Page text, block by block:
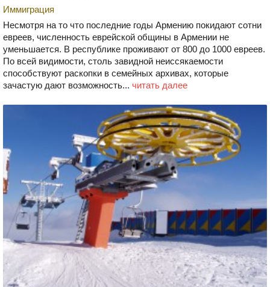
Иммиграция
Несмотря на то что последние годы Армению покидают сотни
евреев, численность еврейской общины в Армении не
уменьшается. В республике проживают от 800 до 1000 евреев.
По всей видимости, столь завидной неиссякаемости
способствуют раскопки в семейных архивах, которые
зачастую дают возможность... читать далее